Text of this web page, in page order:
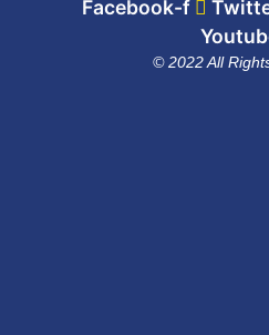
Facebook-f
© 2022 All